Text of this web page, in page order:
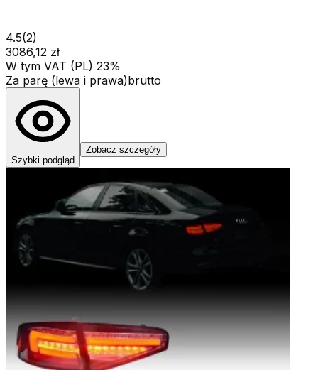
4.5(2)
3086,12 zł
W tym VAT (PL) 23%
Za parę (lewa i prawa)brutto
Szybki podgląd
Zobacz szczegóły